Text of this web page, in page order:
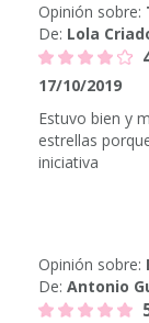
Opinión sobre:
De: Lola
17/10/2019
Estuvo bien y
estrellas
iniciativa
Opinión sobre:
De: Antonio